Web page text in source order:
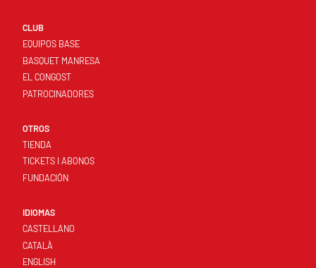
CLUB
EQUIPOS BASE
BASQUET MANRESA
EL CONGOST
PATROCINADORES
OTROS
TIENDA
TICKETS I ABONOS
FUNDACIÓN
IDIOMAS
CASTELLANO
CATALÀ
ENGLISH